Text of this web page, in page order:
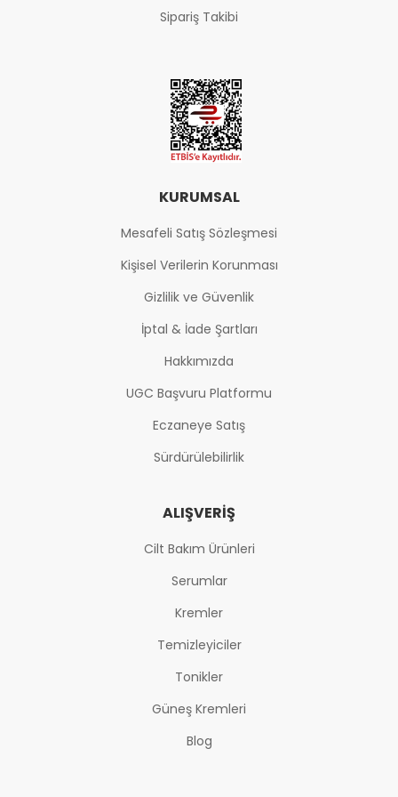
Sipariş Takibi
KURUMSAL
Mesafeli Satış Sözleşmesi
Kişisel Verilerin Korunması
Gizlilik ve Güvenlik
İptal & İade Şartları
Hakkımızda
UGC Başvuru Platformu
Eczaneye Satış
Sürdürülebilirlik
ALIŞVERIŞ
Cilt Bakım Ürünleri
Serumlar
Kremler
Temizleyiciler
Tonikler
Güneş Kremleri
Blog